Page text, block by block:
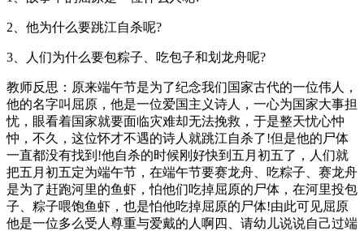
2、他为什么要跳江自杀呢?
3、人们为什么要包粽子、吃包子和划龙舟呢?
教师反思：原来端午节是为了纪念我们国家古代的一位伟人，
他的名字叫屈原，他是一位爱国主义诗人，一心为国家大事担
忧，眼看着国家就要面临灾难却无法挽救，于是整天忧心忡
忡，不久，这位怀才不遇的诗人就跳江自杀了!但是他的尸体
一直都没有找到!他自杀的时候刚好快到五月初五了，人们就
把五月初五定为端午节，在端午节要赛龙舟、吃粽子、赛龙舟
是为了赶跑河里的鱼虾，怕他们吃掉屈原的尸体，在河里投包
子、粽子喂饱鱼虾，也是怕他吃掉屈原的尸体!由此可见屈原
他是一位多么受人尊重与爱戴的人啊四、请幼儿说说自己过端